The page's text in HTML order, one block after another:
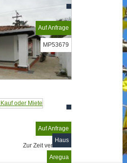
Auf Anfrage
MP53679
Auf Anfrage
Zur Zeit vermietet
Haus
Aregua